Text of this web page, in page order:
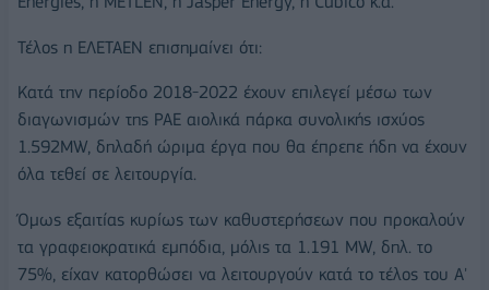
Τέλος η ΕΛΕΤΑΕΝ επισημαίνει ότι:
Κατά την περίοδο 2018-2022 έχουν επιλεγεί μέσω των
διαγωνισμών της ΡΑΕ αιολικά πάρκα συνολικής ισχύος
1.592MW, δηλαδή ώριμα έργα που θα έπρεπε ήδη να έχουν
όλα τεθεί σε λειτουργία.
Όμως εξαιτίας κυρίως των καθυστερήσεων που προκαλούν
τα γραφειοκρατικά εμπόδια, μόλις τα 1.191 MW, δηλ. το
75%, είχαν κατορθώσει να λειτουργούν κατά το τέλος του Α'